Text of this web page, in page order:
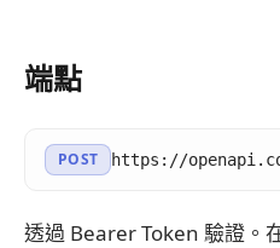
端點
POST https://
透過 Bearer Token 驗證。